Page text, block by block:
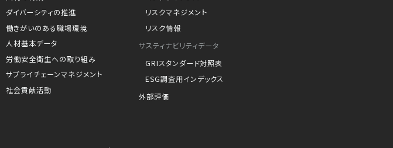
ダイバーシティの推進
働きがいのある職場環境
人材基本データ
労働安全衛生への取り組み
サプライチェーンマネジメント
社会貢献活動
リスクマネジメント
リスク情報
サスティナビリティデータ
GRIスタンダード対照表
ESG調査用インデックス
外部評価